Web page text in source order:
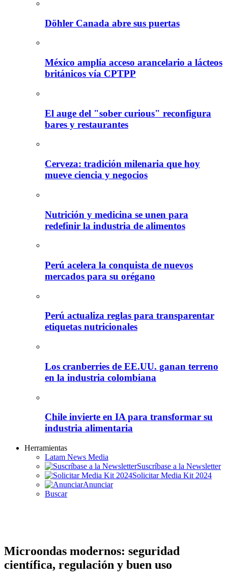
Döhler Canada abre sus puertas
México amplía acceso arancelario a lácteos
británicos vía CPTPP
El auge del "sober curious" reconfigura
bares y restaurantes
Cerveza: tradición milenaria que hoy
mueve ciencia y negocios
Nutrición y medicina se unen para
redefinir la industria de alimentos
Perú acelera la conquista de nuevos
mercados para su orégano
Perú actualiza reglas para transparentar
etiquetas nutricionales
Los cranberries de EE.UU. ganan terreno
en la industria colombiana
Chile invierte en IA para transformar su
industria alimentaria
Herramientas
Latam News Media
Suscríbase a la Newsletter
Solicitar Media Kit 2024
Anunciar
Buscar
Microondas modernos: seguridad
científica, regulación y buen uso